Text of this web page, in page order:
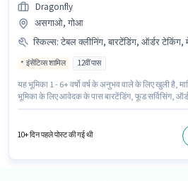
Dragonfly
असगाओ, गोआ
स्किल्स: टेबल क्लीनिंग, बारटेंडिंग, ऑर्डर टेकिंग, मेनू नॉलेज, टेबल सेटिंग, फूड
इंसेंटिव्स शामिल 12वीं पास
यह भूमिका 1 - 6+ वर्षो वर्ष के अनुभव वाले के लिए खुली है,
भूमिका के लिए आवेदक के पास बारटेंडिंग, फूड सर्विसिंग,
जैसे मील, इंश्योरेंस, PF, अकॉमोडेशन, मेडिकल बेनिफिट्स
गोआ में स्थित है। इस भूमिका में Fixed + Incentives
10+ दिन पहले पोस्ट की गई थी